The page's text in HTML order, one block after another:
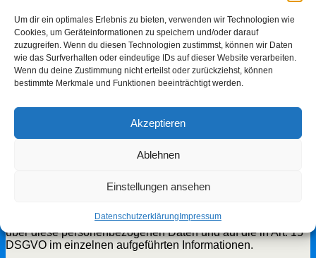
Um dir ein optimales Erlebnis zu bieten, verwenden wir Technologien wie
Cookies, um Geräteinformationen zu speichern und/oder darauf
zuzugreifen. Wenn du diesen Technologien zustimmst, können wir Daten
wie das Surfverhalten oder eindeutige IDs auf dieser Website verarbeiten.
Wenn du deine Zustimmung nicht erteilst oder zurückziehst, können
bestimmte Merkmale und Funktionen beeinträchtigt werden.
Akzeptieren
Ablehnen
Einstellungen ansehen
Datenschutzerklärung Impressum
Schutz vor Schäden und Vandalismus,
Diebstahlsprävention, Ausübung des Hausrechts, Art. 6 Abs.
1 lit. f Datenschutz-Grundverordnung
Berechtigte Interessen, die verfolgt werden:
Schutz des Eigentums, Art. 13 (1) lit. Datenschutz-
Hinweise auf die Rechte der Betroffenen
Die betroffene Person hat das Recht, von dem
Verantwortlichen eine Bestätigung darüber zu verlangen, ob
werden. Ist dies der Fall, so hat sie ein Recht auf Auskunft
über diese personenbezogenen Daten und auf die in Art. 15
DSGVO im einzelnen aufgeführten Informationen.